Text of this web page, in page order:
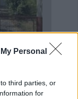
Personal
third parties, or
for
Πωλείται μονοκατοικία τριών επιπέδων στο καταπράσινο Πευκόφυτο Καρδίτσας